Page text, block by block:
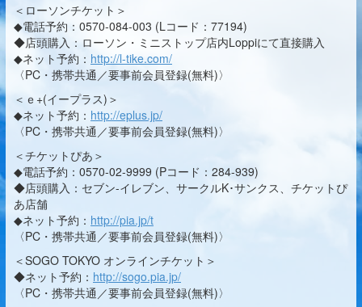
＜ローソンチケット＞
◆電話予約：0570-084-003 (Lコード：77194)
◆店頭購入：ローソン・ミニストップ店内Loppiにて直接購入
◆ネット予約： http://l-tike.com/
〈PC・携帯共通／要事前会員登録(無料)〉
＜ｅ+(イープラス)＞
◆ネット予約： http://eplus.jp/
〈PC・携帯共通／要事前会員登録(無料)〉
＜チケットぴあ＞
◆電話予約：0570-02-9999 (Pコード：284-939)
◆店頭購入：セブン-イレブン、サークルK･サンクス、チケットぴ
あ店舗
◆ネット予約： http://pia.jp/t
〈PC・携帯共通／要事前会員登録(無料)〉
＜SOGO TOKYO オンラインチケット＞
◆ネット予約： http://sogo.pia.jp/
〈PC・携帯共通／要事前会員登録(無料)〉